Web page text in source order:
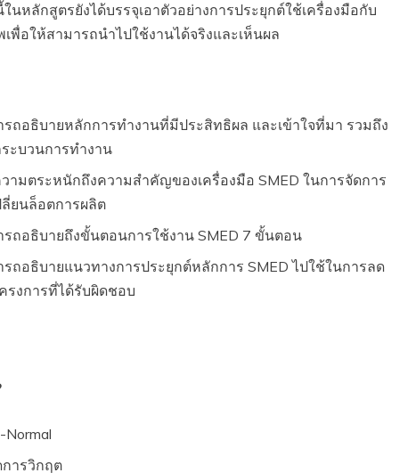
หลักสูตรยังได้บรรจุเอาตัวอย่างการประยุกต์ใช้เครื่องมือกับ
พื่อให้สามารถนำไปใช้งานได้จริงและเห็นผล
รถอธิบายหลักการทำงานที่มีประสิทธิผล และเข้าใจที่มา รวมถึง
ะบวนการทำงาน
วามตระหนักถึงความสำคัญของเครื่องมือ SMED ในการจัดการ
ยนล็อตการผลิต
รถอธิบายถึงขั้นตอนการใช้งาน SMED 7 ขั้นตอน
รถอธิบายแนวทางการประยุกต์หลักการ SMED ไปใช้ในการลด
รงการที่ได้รับผิดชอบ
ารวิกฤต